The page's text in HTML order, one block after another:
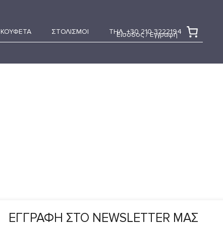
Είσοδος / Εγγραφή
ΚΟΥΦΕΤΑ ΣΤΟΛΙΣΜΟΙ ΤΗΛ. +30 210 3222194
ΕΓΓΡΑΦΗ ΣΤΟ NEWSLETTER ΜΑΣ